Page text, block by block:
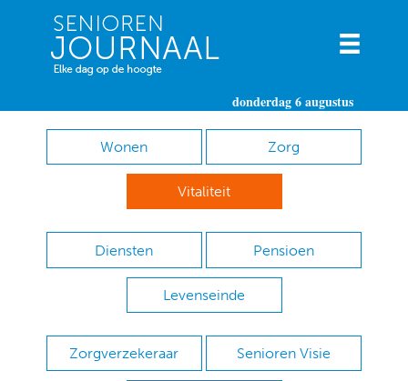
donderdag 6 augustus
Wonen Zorg
Vitaliteit
Diensten Pensioen
Levenseinde
Zorgverzekeraar Senioren Visie